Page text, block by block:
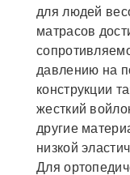
для людей
матрасов
давлению на
конструкции
жесткий
другие
низкой
Для